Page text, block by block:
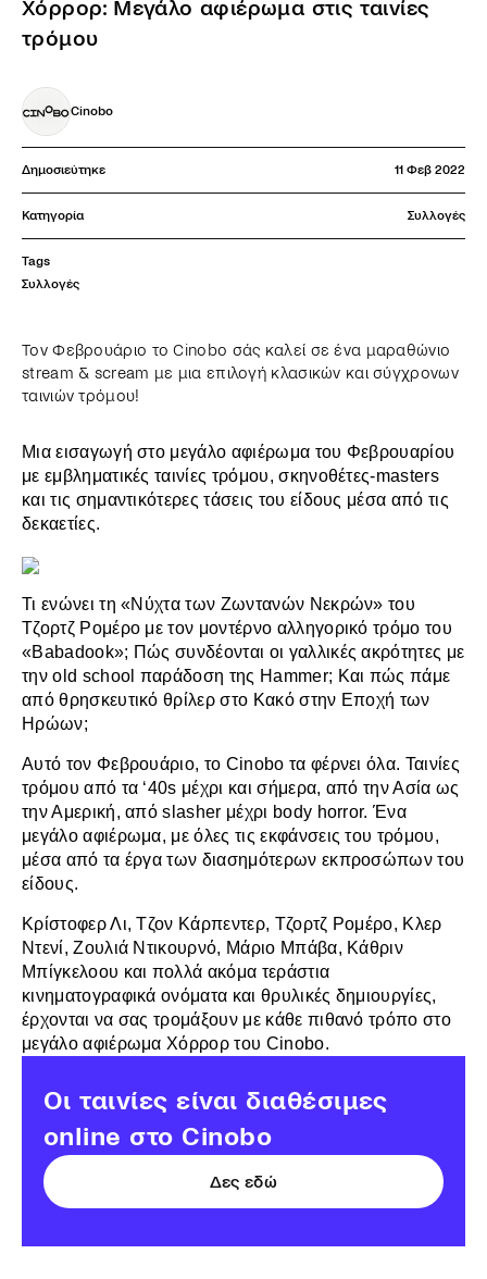
Χόρρορ: Μεγάλο αφιέρωμα στις ταινίες
τρόμου
Cinobo
Δημοσιεύτηκε 11 Φεβ 2022
Κατηγορία Συλλογές
Tags
Συλλογές
Τον Φεβρουάριο το Cinobo σάς καλεί σε ένα μαραθώνιο
stream & scream με μια επιλογή κλασικών και σύγχρονων
ταινιών τρόμου!
Μια εισαγωγή στο μεγάλο αφιέρωμα του Φεβρουαρίου
με εμβληματικές ταινίες τρόμου, σκηνοθέτες-masters
και τις σημαντικότερες τάσεις του είδους μέσα από τις
δεκαετίες.
Τι ενώνει τη «Νύχτα των Ζωντανών Νεκρών» του
Τζορτζ Ρομέρο με τον μοντέρνο αλληγορικό τρόμο του
«Babadook»; Πώς συνδέονται οι γαλλικές ακρότητες με
την old school παράδοση της Hammer; Και πώς πάμε
από θρησκευτικό θρίλερ στο Κακό στην Εποχή των
Ηρώων;
Αυτό τον Φεβρουάριο, το Cinobo τα φέρνει όλα. Ταινίες
τρόμου από τα ‘40s μέχρι και σήμερα, από την Ασία ως
την Αμερική, από slasher μέχρι body horror. Ένα
μεγάλο αφιέρωμα, με όλες τις εκφάνσεις του τρόμου,
μέσα από τα έργα των διασημότερων εκπροσώπων του
είδους.
Κρίστοφερ Λι, Τζον Κάρπεντερ, Τζορτζ Ρομέρο, Κλερ
Ντενί, Ζουλιά Ντικουρνό, Μάριο Μπάβα, Κάθριν
Μπίγκελοου και πολλά ακόμα τεράστια
κινηματογραφικά ονόματα και θρυλικές δημιουργίες,
έρχονται να σας τρομάξουν με κάθε πιθανό τρόπο στο
μεγάλο αφιέρωμα Χόρρορ του Cinobo.
Οι ταινίες είναι διαθέσιμες
online στο Cinobo
Δες εδώ